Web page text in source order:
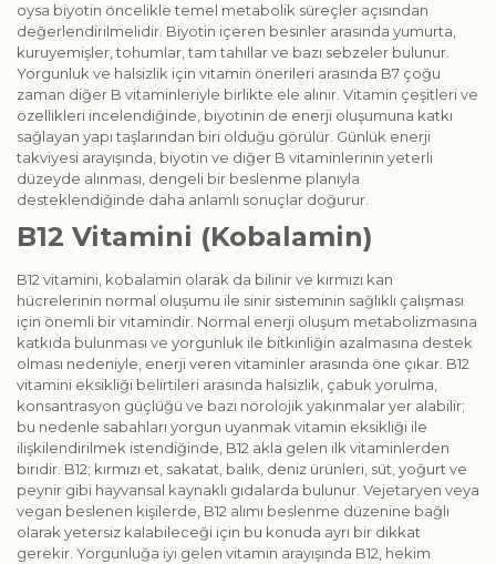
oysa biyotin öncelikle temel metabolik süreçler açısından
değerlendirilmelidir. Biyotin içeren besinler arasında yumurta,
kuruyemişler, tohumlar, tam tahıllar ve bazı sebzeler bulunur.
Yorgunluk ve halsizlik için vitamin önerileri arasında B7 çoğu
zaman diğer B vitaminleriyle birlikte ele alınır. Vitamin çeşitleri ve
özellikleri incelendiğinde, biyotinin de enerji oluşumuna katkı
sağlayan yapı taşlarından biri olduğu görülür. Günlük enerji
takviyesi arayışında, biyotin ve diğer B vitaminlerinin yeterli
düzeyde alınması, dengeli bir beslenme planıyla
desteklendiğinde daha anlamlı sonuçlar doğurur.
B12 Vitamini (Kobalamin)
B12 vitamini, kobalamin olarak da bilinir ve kırmızı kan
hücrelerinin normal oluşumu ile sinir sisteminin sağlıklı çalışması
için önemli bir vitamindir. Normal enerji oluşum metabolizmasına
katkıda bulunması ve yorgunluk ile bitkinliğin azalmasına destek
olması nedeniyle, enerji veren vitaminler arasında öne çıkar. B12
vitamini eksikliği belirtileri arasında halsizlik, çabuk yorulma,
konsantrasyon güçlüğü ve bazı nörolojik yakınmalar yer alabilir;
bu nedenle sabahları yorgun uyanmak vitamin eksikliği ile
ilişkilendirilmek istendiğinde, B12 akla gelen ilk vitaminlerden
biridir. B12; kırmızı et, sakatat, balık, deniz ürünleri, süt, yoğurt ve
peynir gibi hayvansal kaynaklı gıdalarda bulunur. Vejetaryen veya
vegan beslenen kişilerde, B12 alımı beslenme düzenine bağlı
olarak yetersiz kalabileceği için bu konuda ayrı bir dikkat
gerekir. Yorgunluğa iyi gelen vitamin arayışında B12, hekim